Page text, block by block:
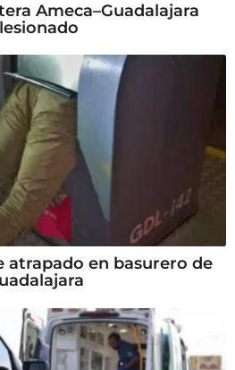
Ameca–Guadalajara
atrapado en basurero de